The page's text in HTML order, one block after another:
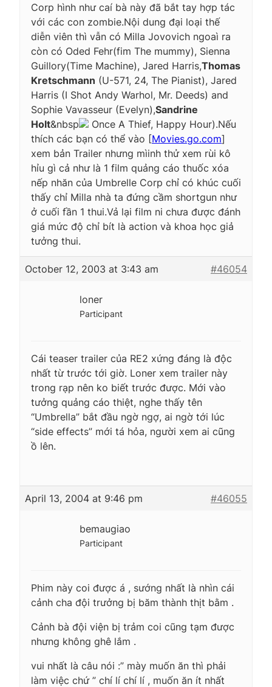
Corp hình như caí bà này đã bắt tay hợp tác
với các con zombie.Nội dung đại loại thế
diễn viên thì vẫn có Milla Jovovich ngoaì ra
còn có Oded Fehr(fim The mummy), Sienna
Guillory(Time Machine), Jared Harris,Thomas
Kretschmann (U-571, 24, The Pianist), Jared
Harris (I Shot Andy Warhol, Mr. Deeds) and
Sophie Vavasseur (Evelyn),Sandrine
Holt&nbsp Once A Thief, Happy Hour).Nếu
thích các bạn có thể vào [Movies.go.com]
xem bản Trailer nhưng mìinh thử xem rùi kô
hỉu gì cả như là 1 film quảng cáo thuốc xóa
nếp nhăn của Umbrelle Corp chỉ có khúc cuối
thấy chỉ Milla nhà ta đứng cầm shortgun như
ở cuối fần 1 thui.Vả lại film ni chưa được đánh
giá mức độ chỉ bít là action và khoa học giả
tưởng thui.
October 12, 2003 at 3:43 am #46054
loner
Participant
Cái teaser trailer của RE2 xứng đáng là độc
nhất từ trước tới giờ. Loner xem trailer này
trong rạp nên ko biết trước được. Mới vào
tưởng quảng cáo thiệt, nghe thấy tên
“Umbrella” bắt đầu ngờ ngợ, ai ngờ tới lúc
“side effects” mới tá hỏa, người xem ai cũng
ồ lên.
April 13, 2004 at 9:46 pm #46055
bemaugiao
Participant
Phim này coi được á , sướng nhất là nhìn cái
cảnh cha đội trưởng bị băm thành thịt bằm .
Cảnh bà đội viện bị trảm coi cũng tạm được
nhưng không ghê lắm .
vui nhất là câu nói :” mày muốn ăn thì phải
làm việc chứ ” chí lí chí lí , muốn ăn ít nhất